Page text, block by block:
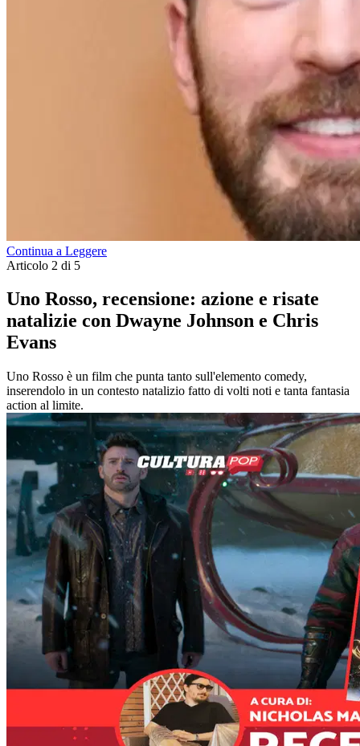
Continua a Leggere
Articolo 2 di 5
Uno Rosso, recensione: azione e risate
natalizie con Dwayne Johnson e Chris
Evans
Uno Rosso è un film che punta tanto sull'elemento comedy,
inserendolo in un contesto natalizio fatto di volti noti e tanta fantasia
action al limite.